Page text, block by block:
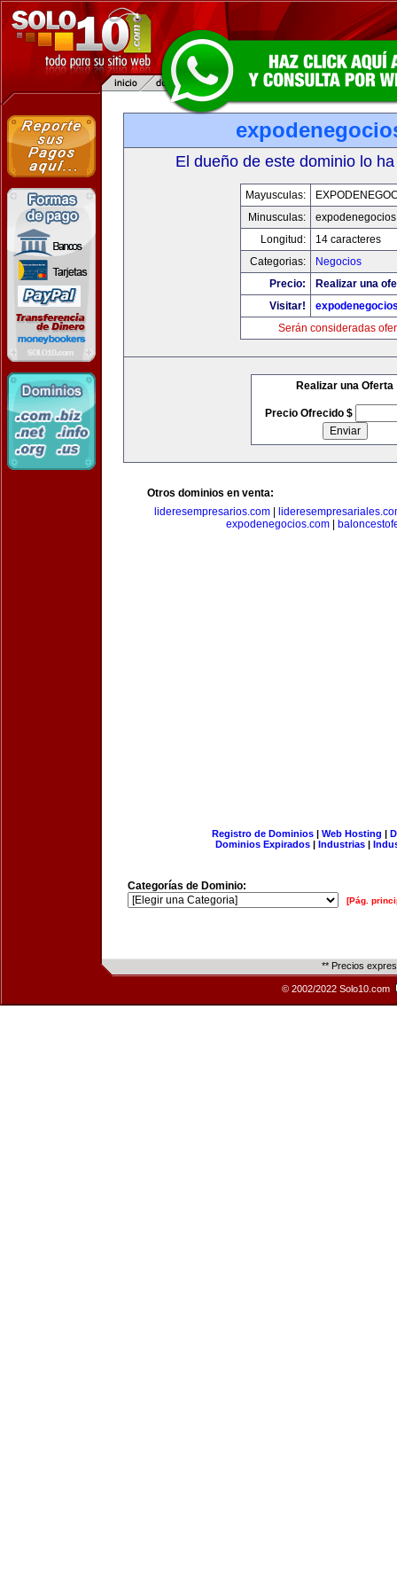
El dueño de este dominio lo
Mayusculas:
Minusculas:
Longitud:
14 caracteres
Categorias:
Negocios
Precio:
Realizar una
Visitar!
Serán consideradas
Realizar una Oferta
Precio Ofrecido $
Otros dominios en venta:
lideresempresarios.com|
expodenegocios.com|
Registro de Dominios| Web Hosting |
Dominios Expirados | Industrias |
Categorías de Dominio:
[Pág.
** Precios
© 2002/2022 Solo10.com